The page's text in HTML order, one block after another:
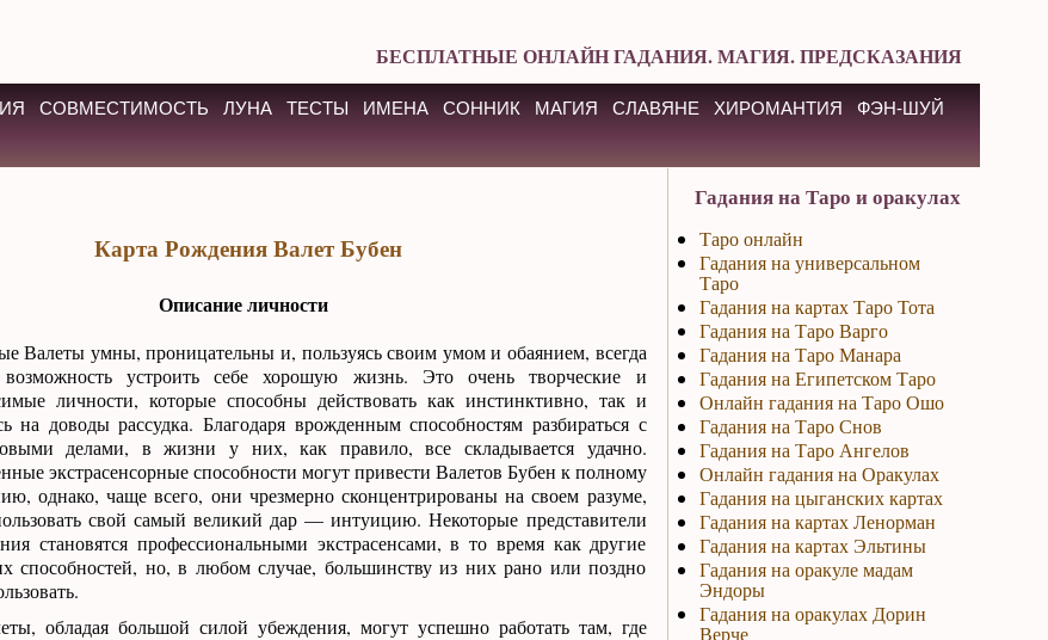
БЕСПЛАТНЫЕ ОНЛАЙН ГАДАНИЯ. МАГИЯ. ПРЕДСКАЗАНИЯ
СОВМЕСТИМОСТЬ ЛУНА ТЕСТЫ ИМЕНА СОННИК МАГИЯ СЛАВЯНЕ ХИРОМАНТИЯ
ФЭН-ШУЙ
Карта Рождения Валет Бубен
Описание личности
Валеты умны, проницательны и, пользуясь своим умом и обаянием, всегда
устроить себе хорошую жизнь. Это очень творческие и
личности, которые способны действовать как инстинктивно, так и
на доводы рассудка. Благодаря врожденным способностям разбираться с
делами, в жизни у них, как правило, все складывается удачно.
экстрасенсорные способности могут привести Валетов Бубен к полному
однако, чаще всего, они чрезмерно сконцентрированы на своем разуме,
свой самый великий дар — интуицию. Некоторые представители
становятся профессиональными экстрасенсами, в то время как другие
способностей, но, в любом случае, большинству из них рано или поздно
обладая большой силой убеждения, могут успешно работать там, где
Гадания на Таро и оракулах
Таро онлайн
Гадания на универсальном
Таро
Гадания на картах Таро Тота
Гадания на Таро Варго
Гадания на Таро Манара
Гадания на Египетском Таро
Онлайн гадания на Таро Ошо
Гадания на Таро Снов
Гадания на Таро Ангелов
Онлайн гадания на Оракулах
Гадания на цыганских картах
Гадания на картах Ленорман
Гадания на картах Эльтины
Гадания на оракуле мадам
Эндоры
Гадания на оракулах Дорин
Верче